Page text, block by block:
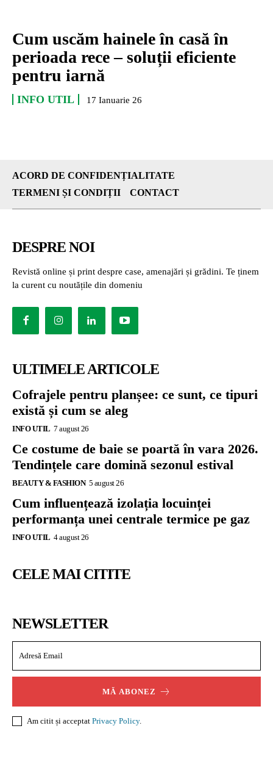
Cum uscăm hainele în casă în
perioada rece – soluții eficiente
pentru iarnă
INFO UTIL 17 Ianuarie 26
ACORD DE CONFIDENȚIALITATE
TERMENI ȘI CONDIȚII
CONTACT
DESPRE NOI
Revistă online și print despre case, amenajări și grădini. Te ținem
la curent cu noutățile din domeniu
ULTIMELE ARTICOLE
Cofrajele pentru planșee: ce sunt, ce tipuri
există și cum se aleg
INFO UTIL 7 august 26
Ce costume de baie se poartă în vara 2026.
Tendințele care domină sezonul estival
BEAUTY & FASHION 5 august 26
Cum influențează izolația locuinței
performanța unei centrale termice pe gaz
INFO UTIL 4 august 26
CELE MAI CITITE
NEWSLETTER
MĂ ABONEZ
Am citit și acceptat Privacy Policy.